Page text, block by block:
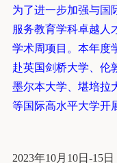
为了进一步加强与国
服务教育学科卓越人
学术周项目。本年度
赴英国剑桥大学、伦
墨尔本大学、堪培拉
等国际高水平大学开
2023年10月10日-15